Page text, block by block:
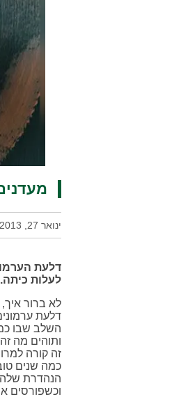
ינואר 27, 2013
דלעת
לעלות
לא ברור
דלעת
השלב שבו
ותוהים מה
זה קורה
כמה שנים
הנהדרת שלה
וכשפורסים